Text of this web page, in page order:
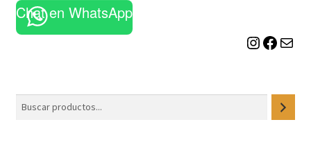
l
e
Chat en WhatsApp
Instagram Facebook Correo electrónico
Buscar